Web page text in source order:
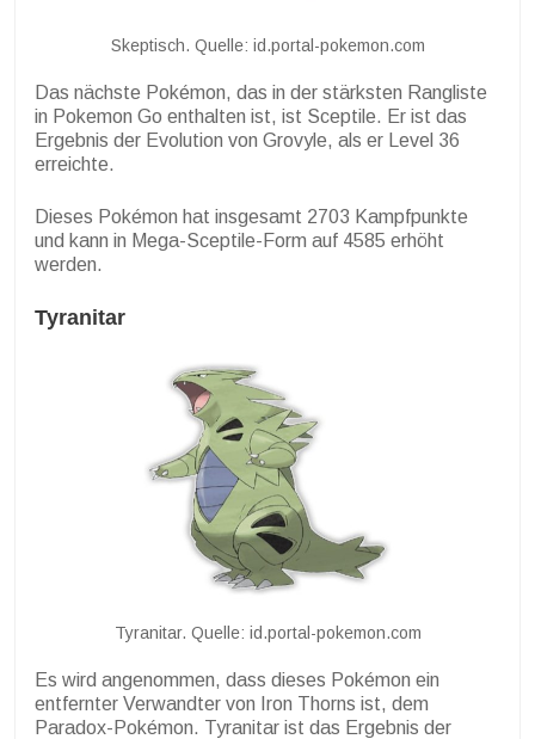
Skeptisch. Quelle: id.portal-pokemon.com
Das nächste Pokémon, das in der stärksten Rangliste
in Pokemon Go enthalten ist, ist Sceptile. Er ist das
Ergebnis der Evolution von Grovyle, als er Level 36
erreichte.
Dieses Pokémon hat insgesamt 2703 Kampfpunkte
und kann in Mega-Sceptile-Form auf 4585 erhöht
werden.
Tyranitar
Tyranitar. Quelle: id.portal-pokemon.com
Es wird angenommen, dass dieses Pokémon ein
entfernter Verwandter von Iron Thorns ist, dem
Paradox-Pokémon. Tyranitar ist das Ergebnis der